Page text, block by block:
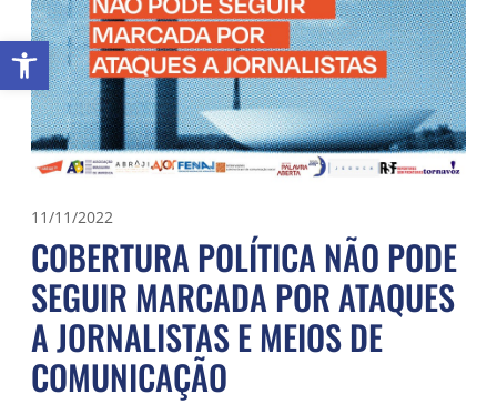
Abrir a barra de ferramentas
11/11/2022
COBERTURA POLÍTICA NÃO PODE
SEGUIR MARCADA POR ATAQUES
A JORNALISTAS E MEIOS DE
COMUNICAÇÃO